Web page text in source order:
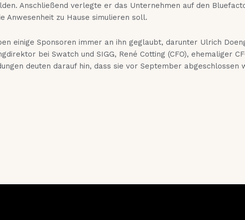
Anschließend verlegte er das Unternehmen auf den
Anwesenheit zu Hause simulieren soll.
einige Sponsoren immer an ihn geglaubt, darunter Ulrich
bei Swatch und SIGG, René Cotting (CFO), ehemaliger
deuten darauf hin, dass sie vor September abgeschlossen